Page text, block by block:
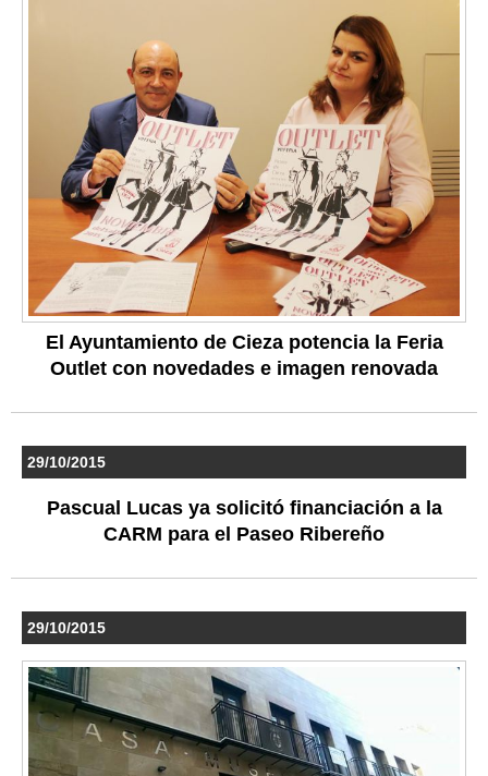
El Ayuntamiento de Cieza potencia la Feria
Outlet con novedades e imagen renovada
29/10/2015
Pascual Lucas ya solicitó financiación a la
CARM para el Paseo Ribereño
29/10/2015